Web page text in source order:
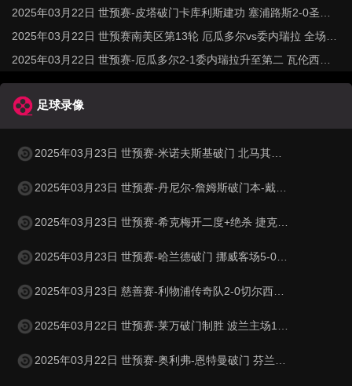
2025年03月22日 世预赛-皮塔破门卡库利斯建功 塞浦路斯2-0圣马
力诺
2025年03月22日 世预赛南美区第13轮 厄瓜多尔vs委内瑞拉 全场录
像
2025年03月22日 世预赛-厄瓜多尔2-1委内瑞拉升至第二 瓦伦西亚
双响+失点
足球录像
2025年03月23日 世预赛-米诺夫斯基破门 北马其顿3-0列支敦士登
2025年03月23日 世预赛-丹尼尔-詹姆斯破门本-戴维斯建功 威尔士3-1哈萨克斯坦
2025年03月23日 世预赛-希克梅开二度+绝杀 捷克2-1险胜法罗群岛
2025年03月23日 世预赛-哈兰德破门 挪威客场5-0大胜摩尔多瓦
2025年03月23日 慈善赛-利物浦传奇队2-0切尔西传奇队 克劳奇头球+挑射梅开二度
2025年03月22日 世预赛-莱万破门制胜 波兰主场1-0小胜立陶宛
2025年03月22日 世预赛-奥利弗-恩特曼破门 芬兰客场1-0马耳他